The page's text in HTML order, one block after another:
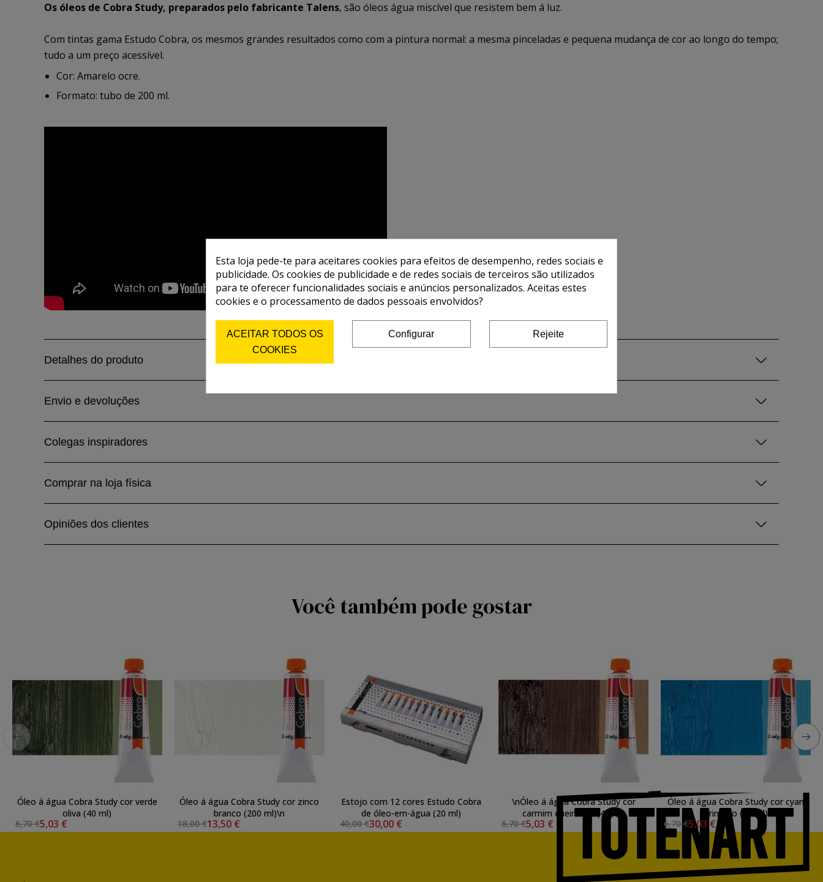
Os óleos de Cobra Study, preparados pelo fabricante Talens, são óleos água miscível que resistem bem á luz.
Com tintas gama Estudo Cobra, os mesmos grandes resultados como com a pintura normal: a mesma pinceladas e pequena mudança de cor ao longo do tempo;
tudo a um preço acessível.
Cor: Amarelo ocre.
Formato: tubo de 200 ml.
Detalhes do produto
Envio e devoluções
Colegas inspiradores
Comprar na loja física
Opiniões dos clientes
Você também pode gostar
Óleo á água Cobra Study cor verde
oliva (40 ml)
6,70 €5,03 €
Óleo á água Cobra Study cor zinco
branco (200 ml)\n
18,00 €13,50 €
Estojo com 12 cores Estudo Cobra
de óleo-em-água (20 ml)
40,00 €30,00 €
\nÓleo á água Cobra Study cor
carmim queimado (40 ml)
6,70 €5,03 €
Óleo á água Cobra Study cor cyan
primário (40 ml)
6,70 €5,03 €
Esta loja pede-te para aceitares cookies para efeitos de desempenho, redes sociais e
publicidade. Os cookies de publicidade e de redes sociais de terceiros são utilizados
para te oferecer funcionalidades sociais e anúncios personalizados. Aceitas estes
cookies e o processamento de dados pessoais envolvidos?
ACEITAR TODOS OS
COOKIES
Configurar Rejeite